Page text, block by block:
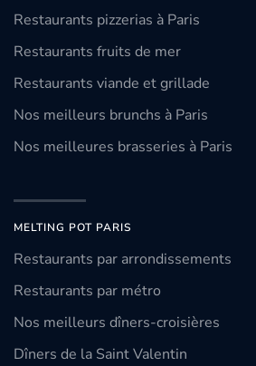
Restaurants pizzerias à Paris
Restaurants fruits de mer
Restaurants viande et grillade
Nos meilleurs brunchs à Paris
Nos meilleures brasseries à Paris
MELTING POT PARIS
Restaurants par arrondissements
Restaurants par métro
Nos meilleurs dîners-croisières
Dîners de la Saint Valentin